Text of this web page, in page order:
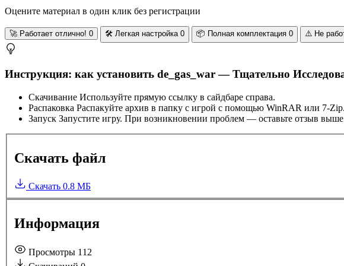
Оцените материал в один клик без регистрации
🚀Работает отлично! 0 🛠️ Легкая настройка 0 📦 Полная комплектация 0 ⚠️ Не
Инструкция: как установить de_gas_war — Тщательно
Скачивание Используйте прямую ссылку в сайдбаре справа.
Распаковка Распакуйте архив в папку с игрой с помощью WinRAR или 7-Zip.
Запуск Запустите игру. При возникновении проблем — оставьте отзыв
Скачать файл
Скачать 0.8 МБ
Информация
Просмотры 112